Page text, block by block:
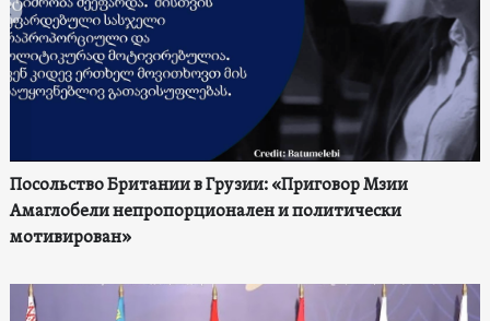
Посольство Британии в Грузии: «Приговор Мзии
Амаглобели непропорционален и политически
мотивирован»